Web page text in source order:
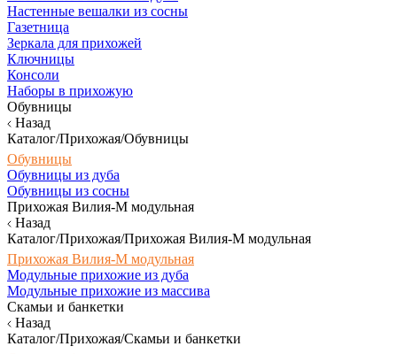
Настенные вешалки из сосны
Газетница
Зеркала для прихожей
Ключницы
Консоли
Наборы в прихожую
Обувницы
Назад
Каталог/Прихожая/Обувницы
Обувницы
Обувницы из дуба
Обувницы из сосны
Прихожая Вилия-М модульная
Назад
Каталог/Прихожая/Прихожая Вилия-М модульная
Прихожая Вилия-М модульная
Модульные прихожие из дуба
Модульные прихожие из массива
Скамьи и банкетки
Назад
Каталог/Прихожая/Скамьи и банкетки